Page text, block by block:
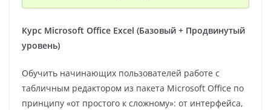
Курс Microsoft Office Excel (Базовый + Продвинутый
уровень)
Обучить начинающих пользователей работе с
табличным редактором из пакета Microsoft Office по
принципу «от простого к сложному»: от интерфейса,